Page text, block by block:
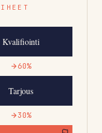
Kvalifiointi
60%
Tarjous
30%